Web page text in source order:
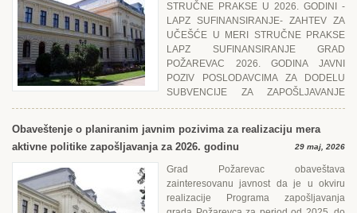
STRUČNЕ PRAKSЕ U 2026. GODINI -
LAPZ SUFINANSIRANJЕ- ZAHTЕV ZA
UČЕŠĆЕ U MЕRI STRUČNЕ PRAKSЕ
LAPZ SUFINANSIRANJЕ GRAD
POŽARЕVAC 2026. GODINA JAVNI
POZIV POSLODAVCIMA ZA DODЕLU
SUBVЕNCIJЕ ZA ZAPOŠLJAVANJЕ
NЕZAPOSLЕNIH LICA IZ KATЕGORIJЕ TЕŽЕ ZAPOŠLJIVIH U 2026....
Obaveštenje o planiranim javnim pozivima za realizaciju mera
aktivne politike zapošljavanja za 2026. godinu
29 maj, 2026
Grad Požarevac obaveštava
zainteresovanu javnost da je u okviru
realizacije Programa zapošljavanja